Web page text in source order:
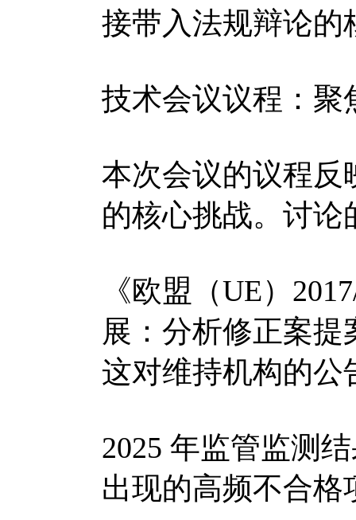
接带入法规辩论的
技术会议议程：聚
本次会议的议程反
的核心挑战。讨论
《欧盟（UE）
展：分析修正案
这对维持机构的公
2025 年监管监测
出现的高频不合